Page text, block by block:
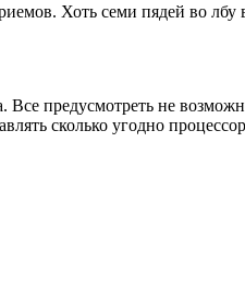
Хоть семи пядей во лбу
Все предусмотреть не
сколько угодно